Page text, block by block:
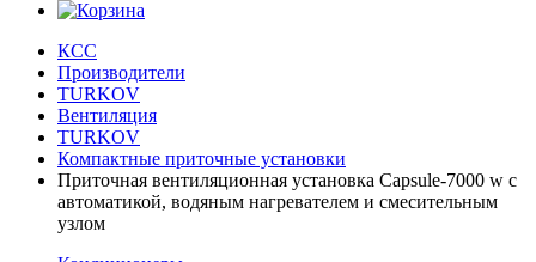
КСС
Производители
TURKOV
Вентиляция
TURKOV
Компактные приточные установки
Приточная вентиляционная установка Capsule-7000 w с
автоматикой, водяным нагревателем и смесительным
узлом